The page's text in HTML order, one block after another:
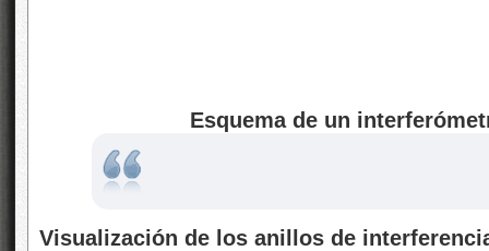
Esquema de un
Visualización de los anillos de